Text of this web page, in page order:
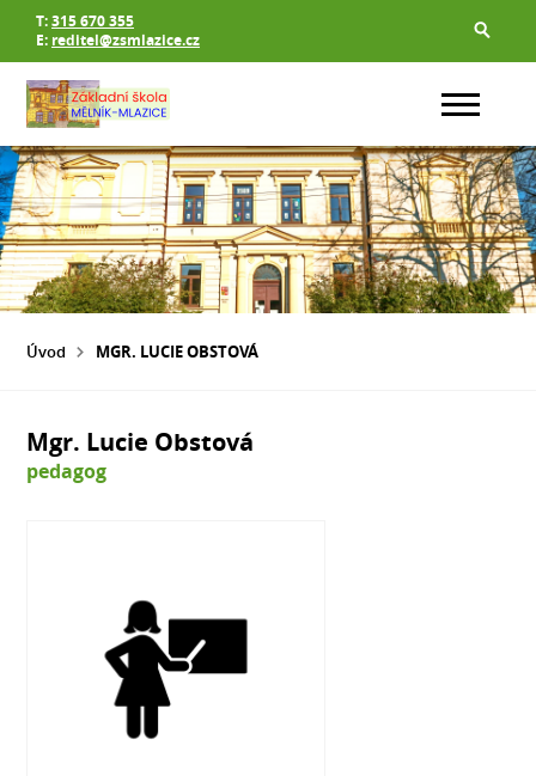
T:315 670 355
E: reditel@zsmlazice.cz
Úvod MGR. LUCIE OBSTOVÁ
Mgr. Lucie Obstová
pedagog